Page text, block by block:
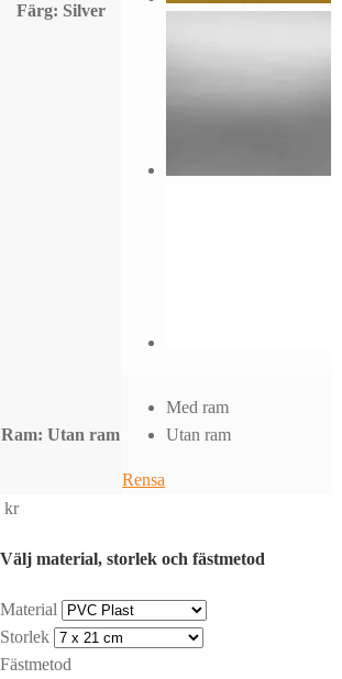
Färg: Silver
Ram: Utan ram
Med ram
Utan ram
Rensa
kr
Välj material, storlek och fästmetod
Material
Storlek
Fästmetod